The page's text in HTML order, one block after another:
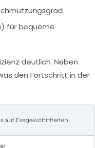
für bequeme
deutlich. Neben
den Fortschritt in der
auf Essgewohnheiten